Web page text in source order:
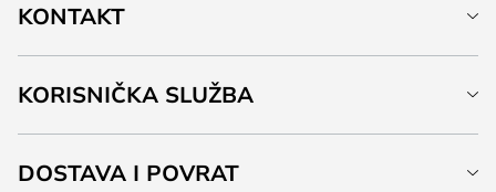
KONTAKT
KORISNIČKA SLUŽBA
DOSTAVA I POVRAT